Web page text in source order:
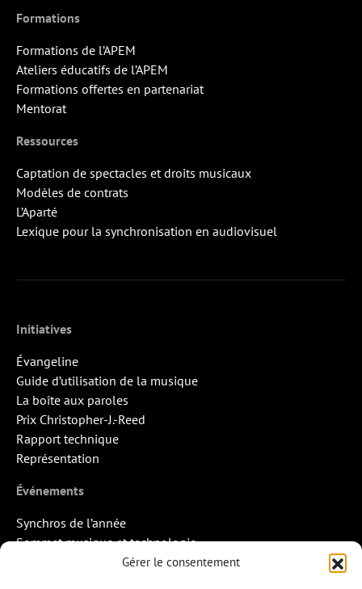
Gérer le consentement
Formations
Formations de l’APEM
Ateliers éducatifs de l’APEM
Formations offertes en partenariat
Mentorat
Ressources
Captation de spectacles et droits musicaux
Modèles de contrats
L’Aparté
Lexique pour la synchronisation en audiovisuel
Initiatives
Évangeline
Guide d’utilisation de la musique
La boîte aux paroles
Prix Christopher-J.-Reed
Rapport technique
Représentation
Événements
Synchros de l’année
Sommet musique et technologie
Quand la musique rencontre l’image